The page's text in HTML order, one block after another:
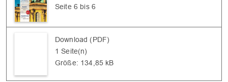
Seite 6 bis 6
Download (PDF)
1 Seite(n)
Größe: 134,85 kB